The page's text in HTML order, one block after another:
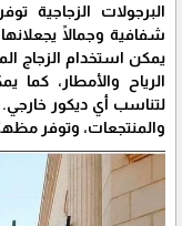
البرجولات الزجاجية
شفافية وجمالًا
يمكن استخدام الزجاج
الرياح والأمطار،
لتناسب أي ديكور خارجي.
والمنتجعات، وتوفر